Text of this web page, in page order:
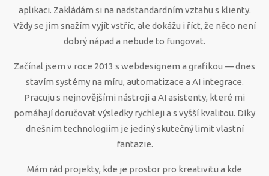
aplikaci. Zakládám si na nadstandardním vztahu s klienty.
Vždy se jim snažím vyjít vstříc, ale dokážu i říct, že něco není
dobrý nápad a nebude to fungovat.
Začínal jsem v roce 2013 s webdesignem a grafikou — dnes
stavím systémy na míru, automatizace a AI integrace.
Pracuju s nejnovějšími nástroji a AI asistenty, které mi
pomáhají doručovat výsledky rychleji a s vyšší kvalitou. Díky
dnešním technologiím je jediný skutečný limit vlastní
fantazie.
Mám rád projekty, kde je prostor pro kreativitu a kde